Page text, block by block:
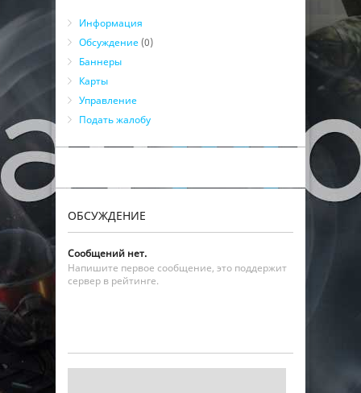
Информация
Обсуждение (0)
Баннеры
Карты
Управление
Подать жалобу
ОБСУЖДЕНИЕ
Сообщений нет.
Напишите первое сообщение, это поддержит
сервер в рейтинге.